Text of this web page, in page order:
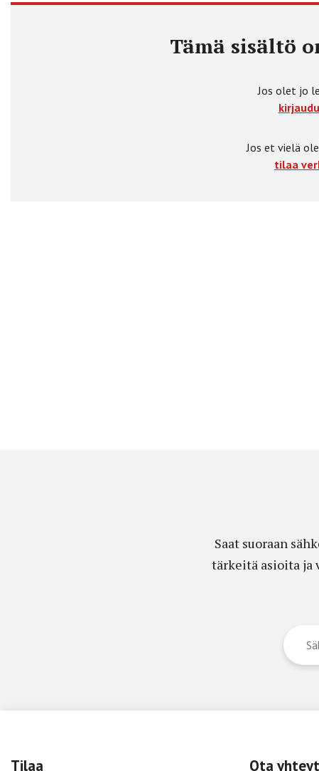
Tämä sisältö
Jos olet jo
Jos et vielä
tilaa
Saat suoraan
tärkeitä asioita ja
Tilaa Ota